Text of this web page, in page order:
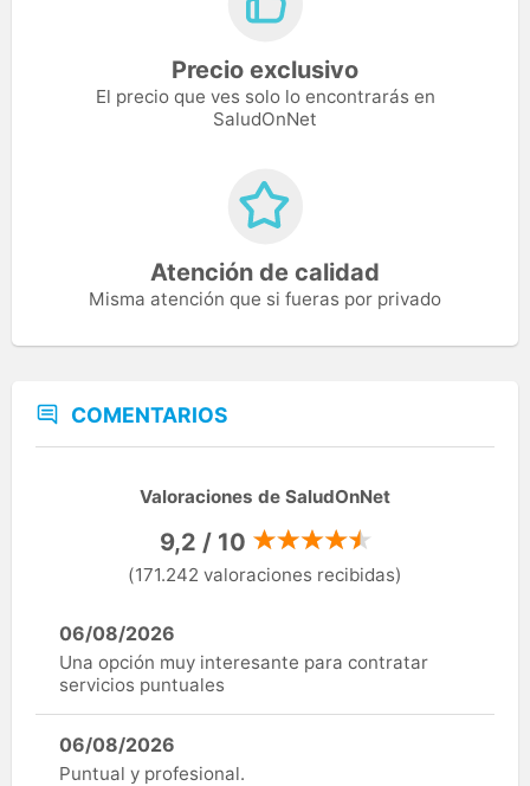
Precio exclusivo
El precio que ves solo lo encontrarás en
SaludOnNet
Atención de calidad
Misma atención que si fueras por privado
COMENTARIOS
Valoraciones de SaludOnNet
9,2 / 10
(171.242 valoraciones recibidas)
06/08/2026
Una opción muy interesante para contratar
servicios puntuales
06/08/2026
Puntual y profesional.